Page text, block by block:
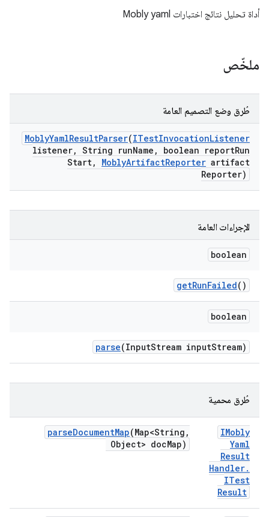
أداة تحليل نتائج اختبارات Mobly yaml
ملخّص
طُرق وضع التصميم العامة
MoblyYamlResultParser(ITestInvocationListener
listener, String runName , boolean reportRun
Start, MoblyArtifactReporter artifact
Reporter)
الإجراءات العامة
boolean
getRunFailed()
boolean
parse(InputStream inputStream)
طُرق محمية
IMobly
Yaml
Result
Handler.
ITest
Result
parseDocumentMap(Map<String ,
Object> docMap)